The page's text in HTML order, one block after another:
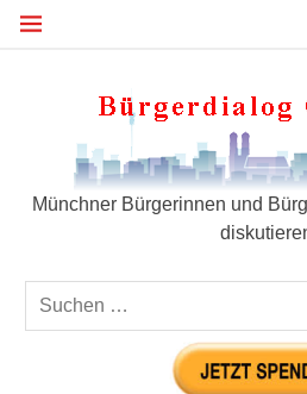
Zum
Münchner Bürgerinnen und